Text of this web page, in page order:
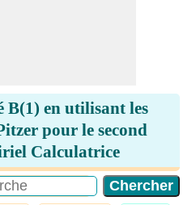
B(1) en utilisant les
pour le second
Calculatrice